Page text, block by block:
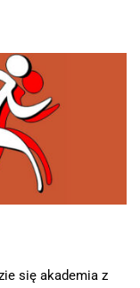
się akademia z